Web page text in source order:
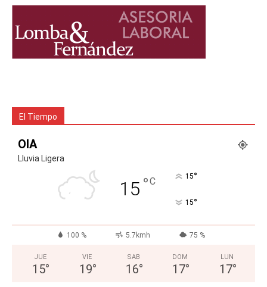
El Tiempo
OIA
Lluvia Ligera
15 °C 15°
15°
100 % 5.7kmh 75 %
JUE
15°
VIE
19°
SAB
16°
DOM
17°
LUN
17°